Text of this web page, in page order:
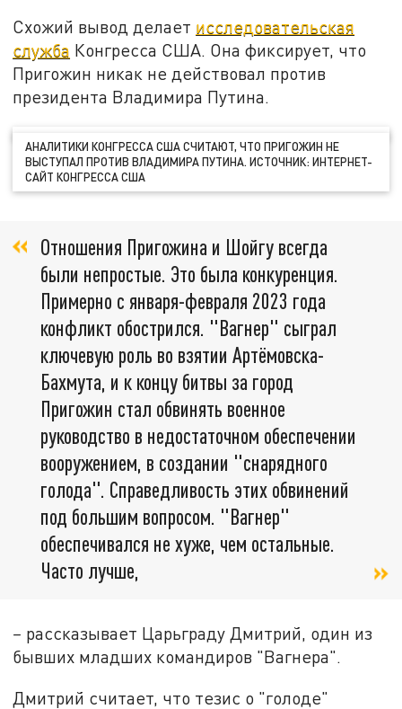
Схожий вывод делает исследовательская
служба Конгресса США. Она фиксирует, что
Пригожин никак не действовал против
президента Владимира Путина.
АНАЛИТИКИ КОНГРЕССА США СЧИТАЮТ, ЧТО ПРИГОЖИН НЕ
ВЫСТУПАЛ ПРОТИВ ВЛАДИМИРА ПУТИНА. ИСТОЧНИК: ИНТЕРНЕТ-
САЙТ КОНГРЕССА США
Отношения Пригожина и Шойгу всегда
были непростые. Это была конкуренция.
Примерно с января-февраля 2023 года
конфликт обострился. "Вагнер" сыграл
ключевую роль во взятии Артёмовска-
Бахмута, и к концу битвы за город
Пригожин стал обвинять военное
руководство в недостаточном обеспечении
вооружением, в создании "снарядного
голода". Справедливость этих обвинений
под большим вопросом. "Вагнер"
обеспечивался не хуже, чем остальные.
Часто лучше,
– рассказывает Царьграду Дмитрий, один из
бывших младших командиров "Вагнера".
Дмитрий считает, что тезис о "голоде"